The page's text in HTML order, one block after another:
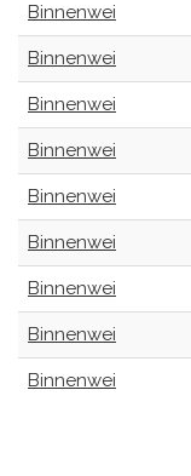
Binnenwei
Binnenwei
Binnenwei
Binnenwei
Binnenwei
Binnenwei
Binnenwei
Binnenwei
Binnenwei